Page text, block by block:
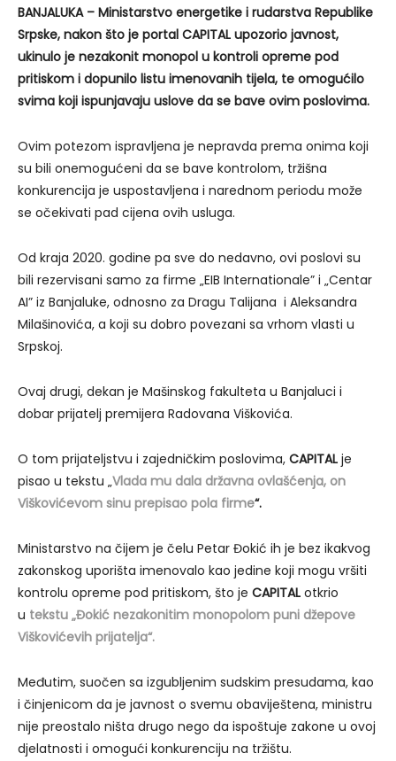
BANJALUKA – Ministarstvo energetike i rudarstva Republike
Srpske, nakon što je portal CAPITAL upozorio javnost,
ukinulo je nezakonit monopol u kontroli opreme pod
pritiskom i dopunilo listu imenovanih tijela, te omogućilo
svima koji ispunjavaju uslove da se bave ovim poslovima.
Ovim potezom ispravljena je nepravda prema onima koji
su bili onemogućeni da se bave kontrolom, tržišna
konkurencija je uspostavljena i narednom periodu može
se očekivati pad cijena ovih usluga.
Od kraja 2020. godine pa sve do nedavno, ovi poslovi su
bili rezervisani samo za firme „EIB Internationale” i „Centar
AI” iz Banjaluke, odnosno za Dragu Talijana i Aleksandra
Milašinovića, a koji su dobro povezani sa vrhom vlasti u
Srpskoj.
Ovaj drugi, dekan je Mašinskog fakulteta u Banjaluci i
dobar prijatelj premijera Radovana Viškovića.
O tom prijateljstvu i zajedničkim poslovima, CAPITAL je
pisao u tekstu „Vlada mu dala državna ovlašćenja, on
Viškovićevom sinu prepisao pola firme“.
Ministarstvo na čijem je čelu Petar Đokić ih je bez ikakvog
zakonskog uporišta imenovalo kao jedine koji mogu vršiti
kontrolu opreme pod pritiskom, što je CAPITAL otkrio
u tekstu „Đokić nezakonitim monopolom puni džepove
Viškovićevih prijatelja“.
Međutim, suočen sa izgubljenim sudskim presudama, kao
i činjenicom da je javnost o svemu obaviještena, ministru
nije preostalo ništa drugo nego da ispoštuje zakone u ovoj
djelatnosti i omogući konkurenciju na tržištu.